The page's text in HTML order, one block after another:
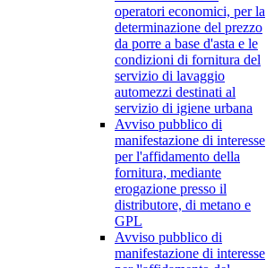
operatori economici, per la
determinazione del prezzo
da porre a base d'asta e le
condizioni di fornitura del
servizio di lavaggio
automezzi destinati al
servizio di igiene urbana
Avviso pubblico di
manifestazione di interesse
per l'affidamento della
fornitura, mediante
erogazione presso il
distributore, di metano e
GPL
Avviso pubblico di
manifestazione di interesse